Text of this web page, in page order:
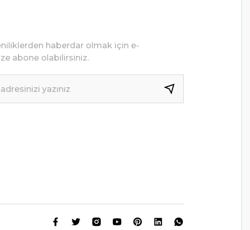
haberdar olmak için e-
abone olabilirsiniz.